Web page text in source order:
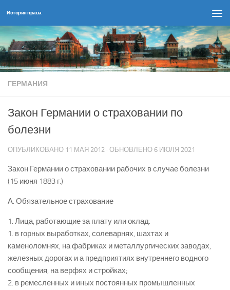
Перейти к содержимому
История права
ГЕРМАНИЯ
Закон Германии о страховании по
болезни
ОПУБЛИКОВАНО 11 МАЯ 2012 · ОБНОВЛЕНО 6 ИЮЛЯ 2021
Закон Германии о страховании рабочих в случае болезни
(15 июня 1883 г.)
А. Обязательное страхование
1. Лица, работающие за плату или оклад:
1. в горных выработках, солеварнях, шахтах и
каменоломнях, на фабриках и металлургических заводах,
железных дорогах и а предприятиях внутреннего водного
сообщения, на верфях и стройках;
2. в ремесленных и иных постоянных промышленных